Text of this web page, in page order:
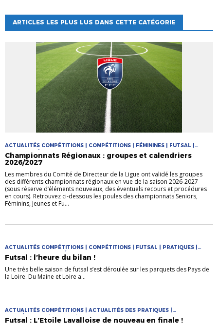
ARTICLES LES PLUS LUS DANS CETTE CATÉGORIE
ACTUALITÉS COMPÉTITIONS | COMPÉTITIONS | FÉMININES | FUTSAL |
PRATIQUES | PRATIQUES JEUNES
Championnats Régionaux : groupes et calendriers
2026/2027
Les membres du Comité de Directeur de la Ligue ont validé les groupes
des différents championnats régionaux en vue de la saison 2026-2027
(sous réserve d’éléments nouveaux, des éventuels recours et procédures
en cours). Retrouvez ci-dessous les poules des championnats Seniors,
Féminins, Jeunes et Fu...
ACTUALITÉS COMPÉTITIONS | COMPÉTITIONS | FUTSAL | PRATIQUES |
PRATIQUES DIVERSIFIÉES
Futsal : l’heure du bilan !
Une très belle saison de futsal s’est déroulée sur les parquets des Pays de
la Loire. Du Maine et Loire a...
ACTUALITÉS COMPÉTITIONS | ACTUALITÉS DES PRATIQUES |
COMPÉTITIONS | FUTSAL | PRATIQUES
Futsal : L’Etoile Lavalloise de nouveau en finale !